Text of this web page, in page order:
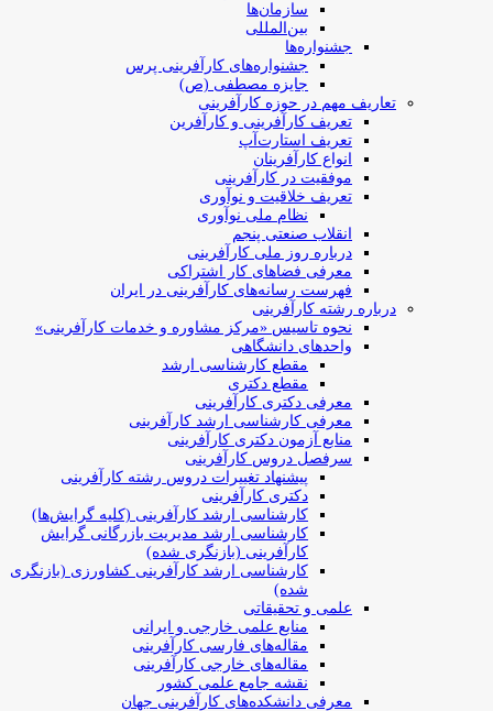
سازمان‌ها
بین‌المللی
جشنواره‌ها
جشنواره‌های کارآفرینی‌ پرس
جایزه مصطفی (ص)
تعاریف مهم در حوزه کارآفرینی
تعریف کارآفرینی و کارآفرین
تعریف استارت‌آپ
انواع کارآفرینان
موفقیت در کارآفرینی
تعریف خلاقیت و نوآوری
نظام ملی نوآوری
انقلاب صنعتی پنجم
درباره روز ملی کارآفرینی
معرفی فضاهای کار اشتراکی
فهرست رسانه‌های کارآفرینی در ایران
درباره رشته کارآفرینی
نحوه تاسیس «مرکز مشاوره و خدمات کارآفرینی»
واحدهای دانشگاهی
مقطع کارشناسی ارشد
مقطع دکتری
معرفی دکتری کارآفرینی
معرفی کارشناسی ارشد کارآفرینی
منابع آزمون دکتری کارآفرینی
سرفصل دروس کارآفرینی
پیشنهاد تغییرات دروس رشته کارآفرینی
دکتری کارآفرینی
کارشناسی ارشد کارآفرینی (کلیه گرایش‌ها)
کارشناسی ارشد مدیریت بازرگانی گرایش
کارآفرینی (بازنگری شده)
کارشناسی ارشد کارآفرینی کشاورزی (بازنگری
شده)
علمی و تحقیقاتی
منابع علمی خارجی و ایرانی
مقاله‌های فارسی کارآفرینی
مقاله‌های خارجی کارآفرینی
نقشه جامع علمی کشور
معرفی دانشکده‌های کارآفرینی جهان